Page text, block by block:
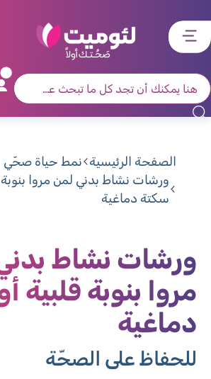
דלג
לתפריט
דלג
לרכיב
דלג
לתוכן
דלג
לאזור
תחתון
الصفحة الرئيسية نمط حياة صحّي
ورشات نشاط بدني لمن مروا بنوبة
سكتة دماغية
ورشات نشاط
مروا بنوبة قلبية
دماغية
للحفاظ على الصحّة